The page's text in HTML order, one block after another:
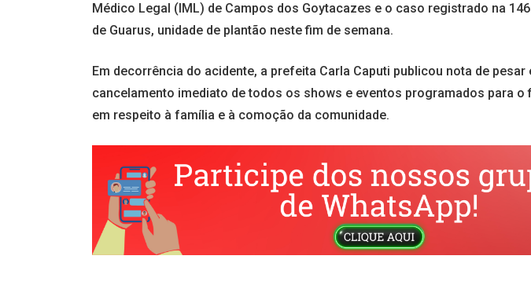
Médico Legal (IML) de Campos dos Goytacazes e o caso registrado na
de Guarus, unidade de plantão neste fim de semana.
Em decorrência do acidente, a prefeita Carla Caputi publicou nota de pesar
cancelamento imediato de todos os shows e eventos programados para o
em respeito à família e à comoção da comunidade.